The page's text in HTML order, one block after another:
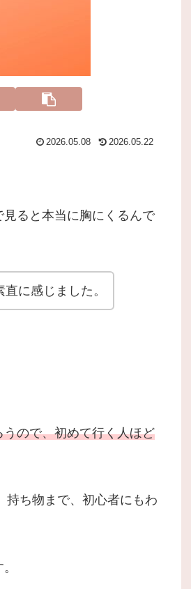
2026.05.08 2026.05.22
ると本当に胸にくるんで
に感じました。
ので、初めて行く人ほど
持ち物まで、初心者にもわ